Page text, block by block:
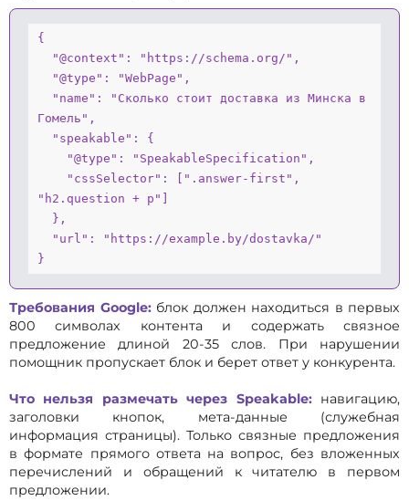
{
Гомель",
"h2.question + p"]
}
Требования Google:блок должен находиться в первых
800 символах контента и содержать связное
предложение длиной 20-35 слов. При нарушении
помощник пропускает блок и берет ответ у конкурента.
Что нельзя размечать через Speakable:навигацию,
заголовки кнопок, мета-данные (служебная
информация страницы). Только связные предложения
в формате прямого ответа на вопрос, без вложенных
перечислений и обращений к читателю в первом
предложении.